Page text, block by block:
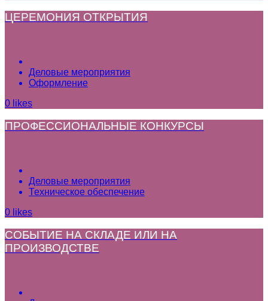
ЦЕРЕМОНИЯ ОТКРЫТИЯ
Деловые мероприятия
Оформление
0 likes
ПРОФЕССИОНАЛЬНЫЕ КОНКУРСЫ
Деловые мероприятия
Техническое обеспечение
0 likes
СОБЫТИЕ НА СКЛАДЕ ИЛИ НА
ПРОИЗВОДСТВЕ